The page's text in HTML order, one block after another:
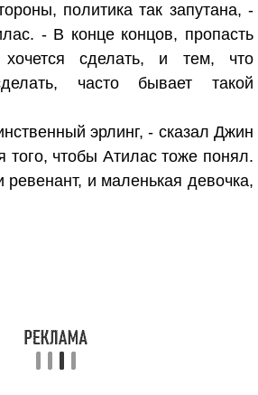
политика так запутана, -
- В конце концов, пропасть
сделать, и тем, что
часто бывает такой
эрлинг, - сказал Джин
того, чтобы Атилас тоже понял.
и маленькая девочка,